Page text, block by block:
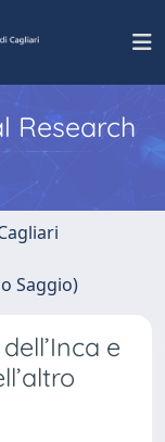
Research
Saggio)
e